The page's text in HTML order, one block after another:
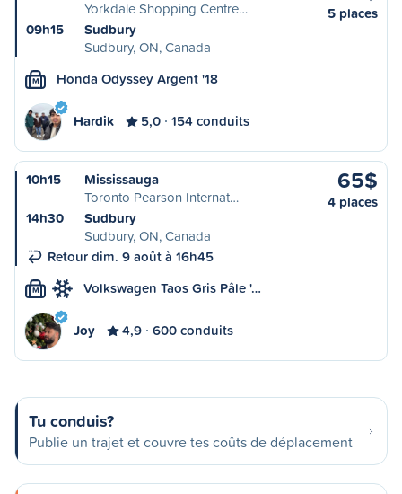
Yorkdale Shopping Centre…
09h15
Sudbury
Sudbury, ON, Canada
5 places
M Honda Odyssey Argent '18
Hardik 5,0 154 conduits
10h15
Mississauga
Toronto Pearson Internat…
14h30
Sudbury
Sudbury, ON, Canada
Retour dim. 9 août à 16h45
65$
4 places
M Volkswagen Taos Gris Pâle '…
Joy 4,9 600 conduits
Tu conduis?
Publie un trajet et couvre tes coûts de déplacement